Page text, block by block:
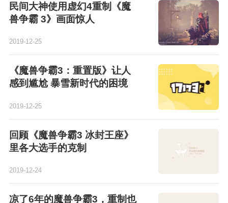
民间大神使用虚幻4重制《魔
兽争霸 3》画面惊人
2019-12-25
《魔兽争霸3：重置版》让人
感到尴尬 暴雪新时代的困境
2019-12-25
回顾《魔兽争霸3 冰封王座》
里各大选手的克制
2019-12-24
凉了6年的魔兽争霸3，重制也